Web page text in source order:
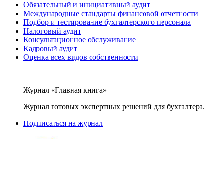
Обязательный и инициативный аудит
Международные стандарты финансовой отчетности
Подбор и тестирование бухгалтерского персонала
Налоговый аудит
Консультационное обслуживание
Кадровый аудит
Оценка всех видов собственности
Журнал «Главная книга»
Журнал готовых экспертных решений для бухгалтера.
Подписаться на журнал